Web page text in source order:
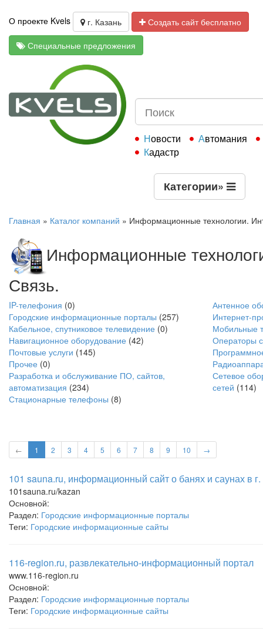
О проекте Kvels г. Казань
Создать сайт бесплатно
Специальные предложения
Новости
Автомания
Кадастр
Категории»
Главная » Каталог компаний » Информационные технологии.
Информационные
Связь.
IP-телефония (0)
Антенное
Городские информационные порталы (257)
Интернет-
Кабельное, спутниковое телевидение (0)
Мобильные
Навигационное оборудование (42)
Операторы
Почтовые услуги (145)
Прочее (0)
Разработка и обслуживание ПО, сайтов,
автоматизация (234)
Сетевое
сетей (114)
Стационарные телефоны (8)
← 1 2 3 4 5 6 7 8 9 10 →
101 sauna.ru, информационный сайт о банях и саунах в г.
101sauna.ru/kazan
Основной:
Раздел: Городские информационные порталы
Теги: Городские информационные сайты
116-region.ru, развлекательно-информационный портал
www.116-region.ru
Основной:
Раздел: Городские информационные порталы
Теги: Городские информационные сайты